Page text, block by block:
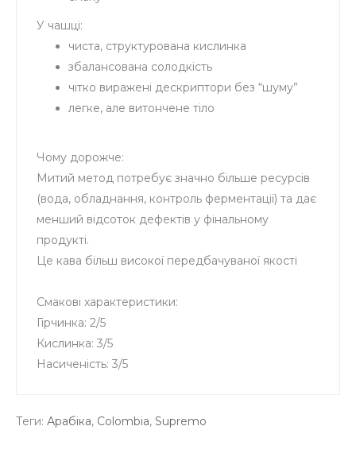
У чашці:
чиста, структурована кислинка
збалансована солодкість
чітко виражені дескриптори без “шуму”
легке, але витончене тіло
Чому дорожче:
Митий метод потребує значно більше ресурсів
(вода, обладнання, контроль ферментації) та дає
менший відсоток дефектів у фінальному
продукті.
Це кава більш високої передбачуваної якості
Смакові характеристики:
Гірчинка: 2/5
Кислинка: 3/5
Насиченість: 3/5
Теги: Арабіка, Colombia, Supremo